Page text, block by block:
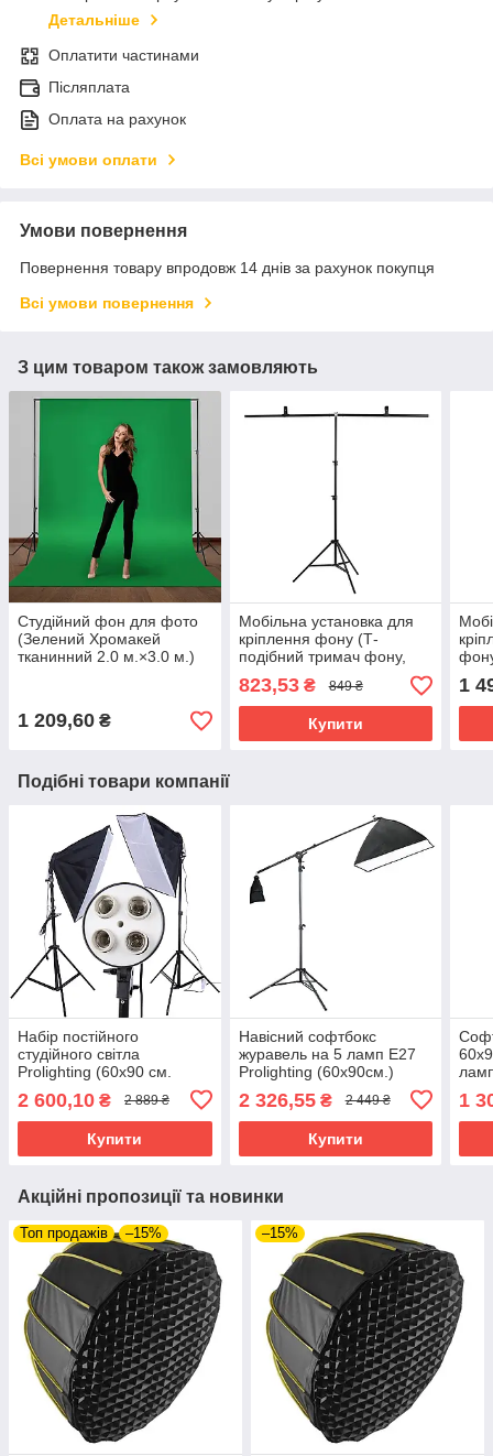
Детальніше
Оплатити частинами
Післяплата
Оплата на рахунок
Всі умови оплати
Умови повернення
Повернення товару впродовж 14 днів за рахунок покупця
Всі умови повернення
З цим товаром також замовляють
Студійний фон для фото
(Зелений Хромакей
тканинний 2.0 м.×3.0 м.)
1 209,60 ₴
Мобільна установка для
кріплення фону (Т-
подібний тримач фону,
розмір 2,0 х 1,5 м. з
прищіпками)
823,53₴ 849 ₴
Купити
1
Подібні товари компанії
Набір постійного
студійного світла
Prolighting (60х90 см.
Е27 + стійка 2.2 м.)
2 600,10 ₴ 2 889 ₴
Купити
Навісний софтбокс
журавель на 5 ламп Е27
Prolighting (60х90см.)
2 326,55₴ 2 449 ₴
Купити
1
Акційні пропозиції та новинки
Топ продажів –15% –15%